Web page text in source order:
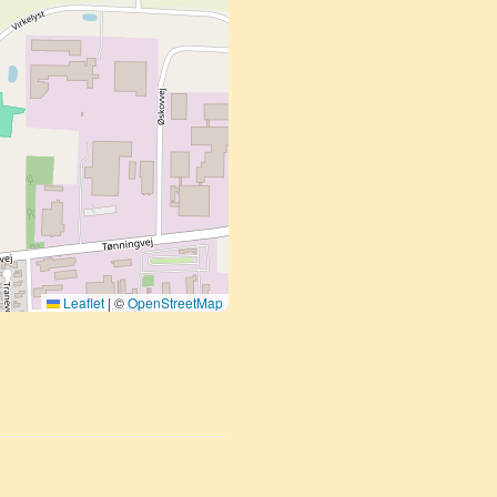
Leaflet|©OpenStreetMap